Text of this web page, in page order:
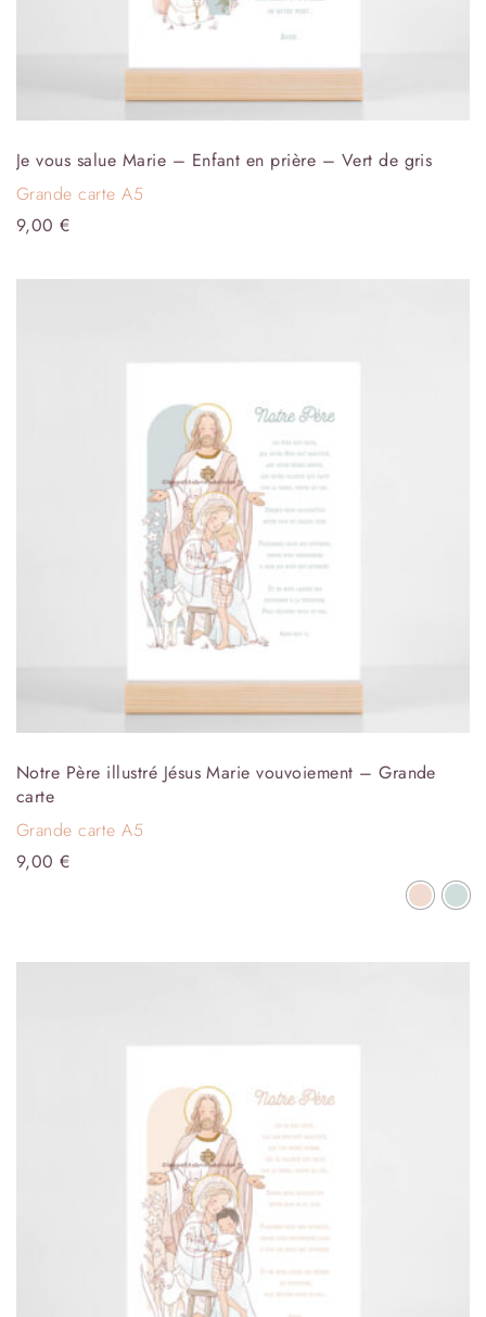
Je vous salue Marie – Enfant en prière – Vert de gris
Grande carte A5
9,00€
Notre Père illustré Jésus Marie vouvoiement – Grande
carte
Grande carte A5
9,00€